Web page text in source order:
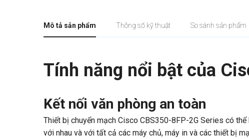
Mô tả sản phẩm Thông số kỹ thuật So sánh sản phẩm
Tính năng nổi bật của
Kết nối văn phòng an toàn
Thiết bị chuyển mạch Cisco CBS350-8FP-2G Series có
với nhau và với tất cả các máy chủ, máy in và các thiết bị